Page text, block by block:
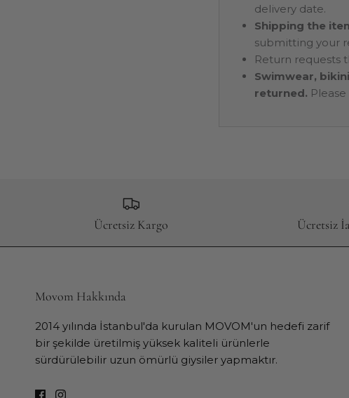
delivery date.
Shipping the
submitting your
Return requests
Swimwear,
returned.
Ücretsiz Kargo Ücretsiz
Movom Hakkında
2014 yılında İstanbul'da kurulan MOVOM'un hedefi zarif
bir şekilde üretilmiş yüksek kaliteli ürünlerle
sürdürülebilir uzun ömürlü giysiler yapmaktır.